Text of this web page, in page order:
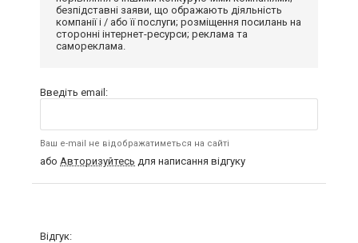
безпідставні заяви, що ображають діяльність
компанії і / або її послуги; розміщення посилань на
сторонні інтернет-ресурси; реклама та
самореклама.
Введіть email:
Ваш e-mail не відображатиметься на сайті
або Авторизуйтесь для написання відгуку
Відгук: